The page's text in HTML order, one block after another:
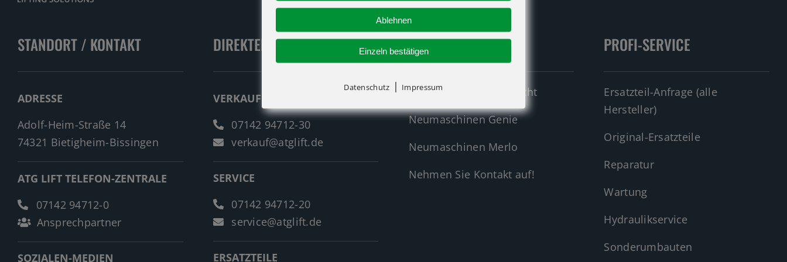
STANDORT / KONTAKT
ADRESSE
Adolf-Heim-Straße 14
74321 Bietigheim-Bissingen
ATG LIFT TELEFON-ZENTRALE
07142 94712-0
Ansprechpartner
SOZIALEN-MEDIEN
DIREKTER-KONTAKT
VERKAUF
07142 94712-30
verkauf@atglift.de
SERVICE
07142 94712-20
service@atglift.de
ERSATZTEILE
NEUMASCHINEN
Neumaschinen Übersicht
Neumaschinen Genie
Neumaschinen Merlo
Nehmen Sie Kontakt auf!
PROFI-SERVICE
Ersatzteil-Anfrage (alle
Hersteller)
Original-Ersatzteile
Reparatur
Wartung
Hydraulikservice
Sonderumbauten
Ablehnen
Einzeln bestätigen
Datenschutz | Impressum